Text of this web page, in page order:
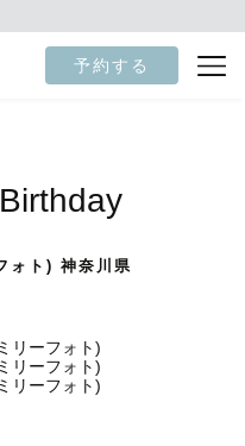
予約する
ォト) 神奈川県